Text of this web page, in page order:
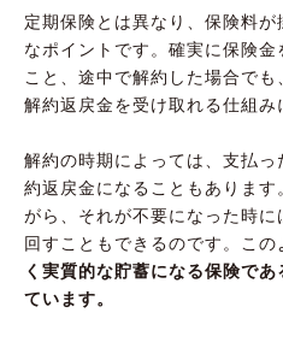
定期保険とは異なり、保険料
なポイントです。確実に保険
こと、途中で解約した場合で
解約返戻金を受け取れる仕組み
解約の時期によっては、支払
約返戻金になることもありま
がら、それが不要になった時
回すこともできるのです。この
く実質的な貯蓄になる保険で
ています。